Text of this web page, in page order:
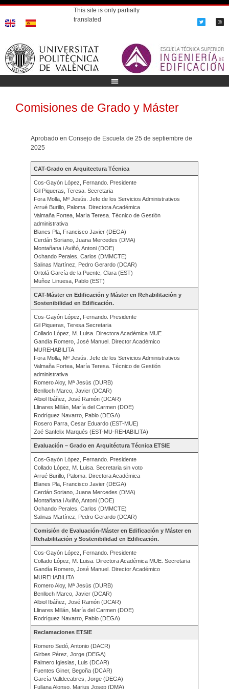
This site is only partially
translated
Comisiones de Grado y Máster
Aprobado en Consejo de Escuela de 25 de septiembre de
2025
CAT-Grado en Arquitectura Técnica
Cos-Gayón López, Fernando. Presidente
Gil Piqueras, Teresa. Secretaria
Fora Molla, Mª Jesús. Jefe de los Servicios Administrativos
Arrué Burillo, Paloma. Directora Académica
Valmaña Fortea, María Teresa. Técnico de Gestión
administrativa
Blanes Pla, Francisco Javier (DEGA)
Cerdán Soriano, Juana Mercedes (DMA)
Montañana i Aviñó, Antoni (DOE)
Ochando Perales, Carlos (DMMCTE)
Salinas Martínez, Pedro Gerardo (DCAR)
Ortolá García de la Puente, Clara (EST)
Muñoz Linuesa, Pablo (EST)
CAT-Máster en Edificación y Máster en Rehabilitación y
Sostenibilidad en Edificación.
Cos-Gayón López, Fernando. Presidente
Gil Piqueras, Teresa Secretaria
Collado López, M. Luisa. Directora Académica MUE
Gandía Romero, José Manuel. Director Académico
MUREHABILITA
Fora Molla, Mª Jesús. Jefe de los Servicios Administrativos
Valmaña Fortea, María Teresa. Técnico de Gestión
administrativa
Romero Aloy, Mª Jesús (DURB)
Benlloch Marco, Javier (DCAR)
Albiol Ibáñez, José Ramón (DCAR)
Llinares Millán, María del Carmen (DOE)
Rodríguez Navarro, Pablo (DEGA)
Rosero Parra, Cesar Eduardo (EST-MUE)
Zoé Sanfelix Marqués (EST-MU-REHABILITA)
Evaluación – Grado en Arquitéctura Técnica ETSIE
Cos-Gayón López, Fernando. Presidente
Collado López, M. Luisa. Secretaria sin voto
Arrué Burillo, Paloma. Directora Académica
Blanes Pla, Francisco Javier (DEGA)
Cerdán Soriano, Juana Mercedes (DMA)
Montañana i Aviñó, Antoni (DOE)
Ochando Perales, Carlos (DMMCTE)
Salinas Martínez, Pedro Gerardo (DCAR)
Comisión de Evaluación-Máster en Edificación y Máster en
Rehabilitación y Sostenibilidad en Edificación.
Cos-Gayón López, Fernando. Presidente
Collado López, M. Luisa. Directora Académica MUE. Secretaria
Gandía Romero, José Manuel. Director Académico
MUREHABILITA
Romero Aloy, Mª Jesús (DURB)
Benlloch Marco, Javier (DCAR)
Albiol Ibáñez, José Ramón (DCAR)
Llinares Millán, María del Carmen (DOE)
Rodríguez Navarro, Pablo (DEGA)
Reclamaciones ETSIE
Romero Sedó, Antonio (DACR)
Girbes Pérez, Jorge (DEGA)
Palmero Iglesias, Luis (DCAR)
Fuentes Giner, Begoña (DCAR)
García Valldecabres, Jorge (DEGA)
Fullana Alonso, Marius Josep (DMA)